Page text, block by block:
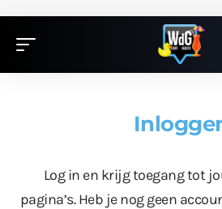
Log in en krijg toegang tot
pagina’s. Heb je nog geen